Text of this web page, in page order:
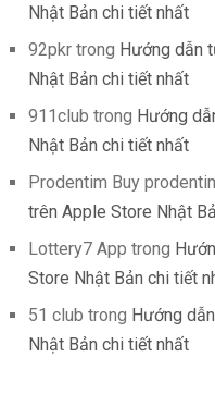
Nhật Bản chi tiết nhất
92pkrtrong Hướng dẫn
Nhật Bản chi tiết nhất
911club trong Hướng
Nhật Bản chi tiết nhất
Prodentim Buy
trên Apple Store Nhật
Lottery7 App trong
Store Nhật Bản chi tiết
51 club trong Hướng
Nhật Bản chi tiết nhất